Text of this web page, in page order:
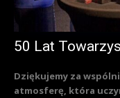
50 Lat
Dziękujemy za
atmosferę, która